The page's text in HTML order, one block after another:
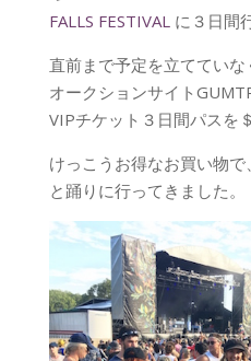
FALLS FESTIVALに３日間
直前まで予定を立ててい
オークションサイト
VIPチケット３日間パスを
けっこうお得なお買い物
と踊りに行ってきました。